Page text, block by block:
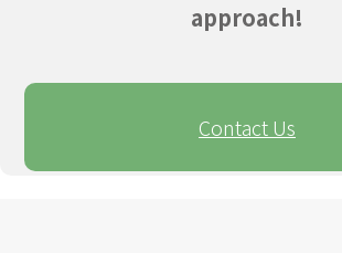
approach!
Contact Us